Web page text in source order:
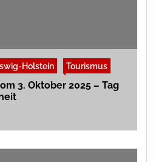
Holstein Tourismus
3. Oktober 2025 – Tag